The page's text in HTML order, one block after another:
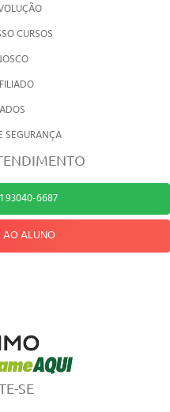
CURSOS
SEGURANÇA
93040-6687
AO ALUNO
SE